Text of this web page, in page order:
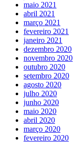
maio 2021
abril 2021
março 2021
fevereiro 2021
janeiro 2021
dezembro 2020
novembro 2020
outubro 2020
setembro 2020
agosto 2020
julho 2020
junho 2020
maio 2020
abril 2020
março 2020
fevereiro 2020